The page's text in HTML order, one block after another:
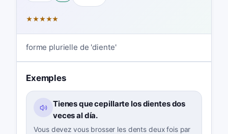
★★★★★
forme plurielle de 'diente'
Exemples
Tienes que cepillarte los dientes dos
veces al día.
Vous devez vous brosser les dents deux fois par